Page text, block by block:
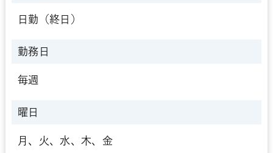
日勤（終日）
勤務日
毎週
曜日
月、火、水、木、金